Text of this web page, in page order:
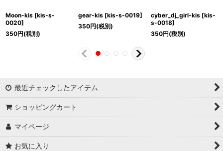
Moon-kis [kis-s-
0020]
350円(税別)
gear-kis [kis-s-0019]
350円(税別)
cyber_dj_girl-kis [kis-
s-0018]
350円(税別)
最近チェックしたアイテム
ショッピングカート
マイページ
お気に入り